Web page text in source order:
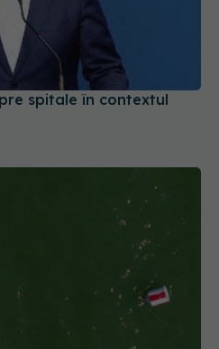
spitale în contextul
cod roșu de caniculă.
la 41 de grade